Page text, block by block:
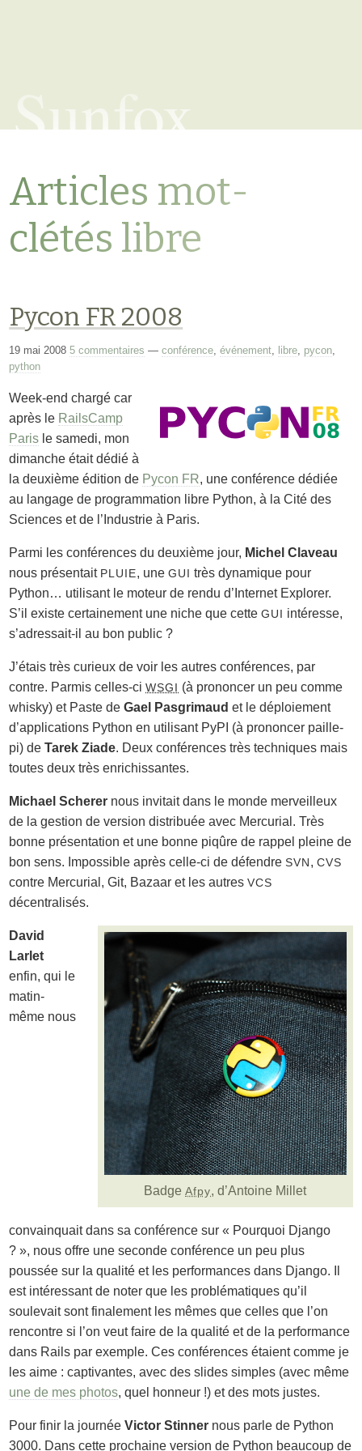
Sunfox
Articles mot-
clétés libre
Pycon FR 2008
19 mai 20085 commentaires —conférence ,événement libre pycon
python
Week-end chargé car
après le RailsCamp
Paris le samedi, mon
dimanche était dédié à
la deuxième édition de Pycon FR, une conférence dédiée
au langage de programmation libre Python, à la Cité des
Sciences et de l’Industrie à Paris.
Parmi les conférences du deuxième jour, Michel Claveau
nous présentait PLUIE, uneGUI très dynamique pour
Python… utilisant le moteur de rendu d’Internet Explorer.
S’il existe certainement une niche que cetteGUI intéresse,
s’adressait-il au bon public ?
J’étais très curieux de voir les autres conférences, par
contre. Parmis celles-ciWSGI (à prononcer un peu comme
whisky) et Paste deGael Pasgrimaud et le déploiement
d’applications Python en utilisant PyPI (à prononcer paille-
pi) deTarek Ziade. Deux conférences très techniques mais
toutes deux très enrichissantes.
Michael Scherer nous invitait dans le monde merveilleux
de la gestion de version distribuée avec Mercurial. Très
bonne présentation et une bonne piqûre de rappel pleine de
bon sens. Impossible après celle-ci de défendreSVN,CVS
contre Mercurial, Git, Bazaar et les autresVCS
décentralisés.
BadgeAfpy, d’Antoine Millet
David
Larlet
enfin, qui le
matin-
même nous
convainquait dans sa conférence sur « Pourquoi Django
? », nous offre une seconde conférence un peu plus
poussée sur la qualité et les performances dans Django. Il
est intéressant de noter que les problématiques qu’il
soulevait sont finalement les mêmes que celles que l’on
rencontre si l’on veut faire de la qualité et de la performance
dans Rails par exemple. Ces conférences étaient comme je
les aime : captivantes, avec des slides simples (avec même
une de mes photos, quel honneur !) et des mots justes.
Pour finir la journéeVictor Stinner nous parle de Python
3000. Dans cette prochaine version de Python beaucoup de